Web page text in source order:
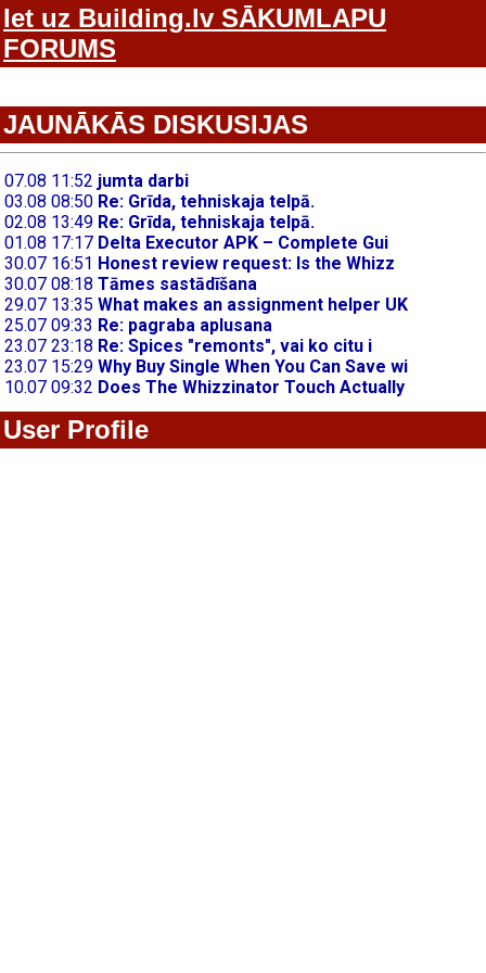
Iet uz Building.lv SĀKUMLAPU
FORUMS
JAUNĀKĀS DISKUSIJAS
User Profile